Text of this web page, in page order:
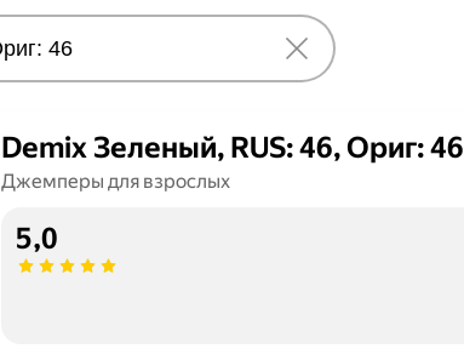
Demix Зеленый, RUS: 46, Ориг: 46
Джемперы для взрослых
5,0